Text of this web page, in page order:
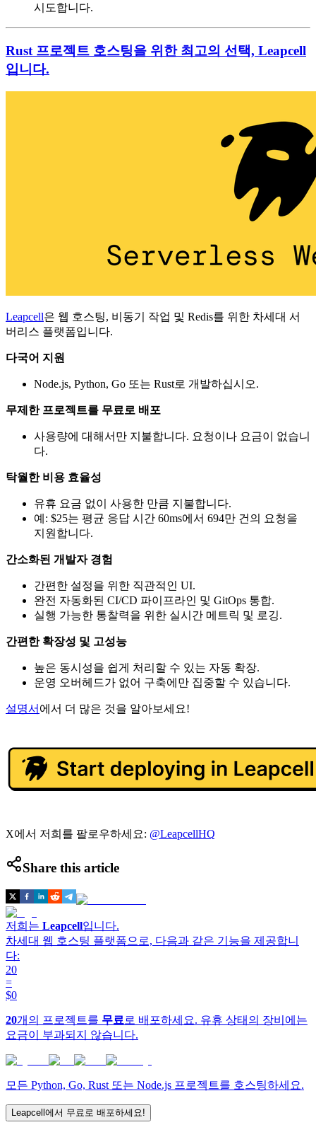
시도합니다.
Rust 프로젝트 호스팅을 위한 최고의 선택, Leapcell
입니다.
Leapcell은 웹 호스팅, 비동기 작업 및 Redis를 위한 차세대 서
버리스 플랫폼입니다.
다국어 지원
Node.js, Python, Go 또는 Rust로 개발하십시오.
무제한 프로젝트를 무료로 배포
사용량에 대해서만 지불합니다. 요청이나 요금이 없습니
다.
탁월한 비용 효율성
유휴 요금 없이 사용한 만큼 지불합니다.
예: $25는 평균 응답 시간 60ms에서 694만 건의 요청을
지원합니다.
간소화된 개발자 경험
간편한 설정을 위한 직관적인 UI.
완전 자동화된 CI/CD 파이프라인 및 GitOps 통합.
실행 가능한 통찰력을 위한 실시간 메트릭 및 로깅.
간편한 확장성 및 고성능
높은 동시성을 쉽게 처리할 수 있는 자동 확장.
운영 오버헤드가 없어 구축에만 집중할 수 있습니다.
설명서 에서 더 많은 것을 알아보세요!
X에서 저희를 팔로우하세요: @LeapcellHQ
Share this article
저희는 Leapcell입니다.
차세대 웹 호스팅 플랫폼으로, 다음과 같은 기능을 제공합니
다:
20
=
$0
20개의 프로젝트를 무료 로 배포하세요. 유휴 상태의 장비에는
요금이 부과되지 않습니다.
모든 Python, Go, Rust 또는 Node.js 프로젝트를 호스팅하세요.
Leapcell에서 무료로 배포하세요!